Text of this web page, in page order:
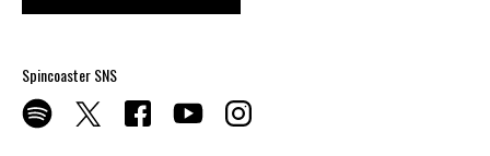
Spincoaster SNS